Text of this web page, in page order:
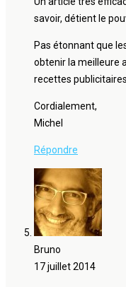
savoir, détient le
Pas étonnant que
obtenir la meilleure
recettes
Cordialement,
Michel
Répondre
Bruno
17 juillet 2014